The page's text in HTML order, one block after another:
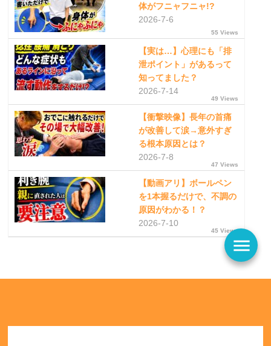
体がフニャフニャ!?
2026-7-6
55 Views
【実は…】心理にも「排
泄ポイント」があるって
知ってました？
2026-7-14
49 Views
【衝撃映像】長年の首痛
が改善して涙→意外すぎ
る根本原因とは？
2026-7-8
47 Views
【動画アリ】ボールペン
を1本握るだけで、不調の
原因がわかる！？
2026-7-10
45 Views
menu